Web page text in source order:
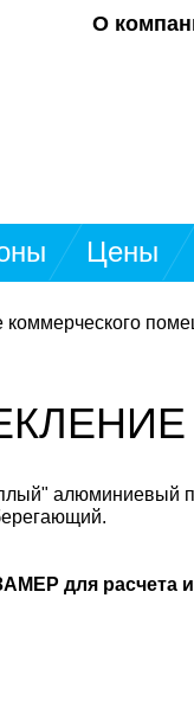
О
Цены
коммерческого
алюминиевый
для расчета